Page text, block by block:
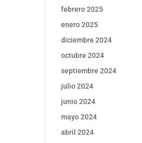
febrero 2025
enero 2025
diciembre 2024
octubre 2024
septiembre 2024
julio 2024
junio 2024
mayo 2024
abril 2024